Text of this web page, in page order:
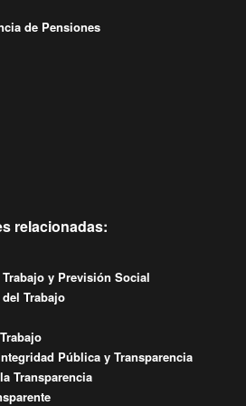
de Pensiones
relacionadas:
y Previsión Social
Trabajo
Pública y Transparencia
Transparencia